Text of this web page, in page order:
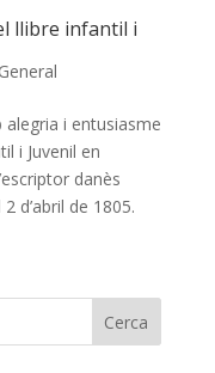
llibre infantil i
General
alegria i entusiasme
i Juvenil en
danès
d’abril de 1805.
Cerca